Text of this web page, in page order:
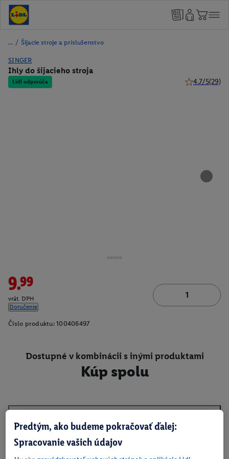
/ Šijacie stroje a príslušenstvo
SINGER
Ihly do šijacieho stroja
Lidl odporúča 4.7/5(29)
9.99
vrát. DPH
Doručenie
Číslo produktu: 100406497
Dostupné v kombinácii s inými produktami
Kúp spolu
O produkte
Predtým, ako budeme pokračovať ďalej:
Spracovanie vašich údajov